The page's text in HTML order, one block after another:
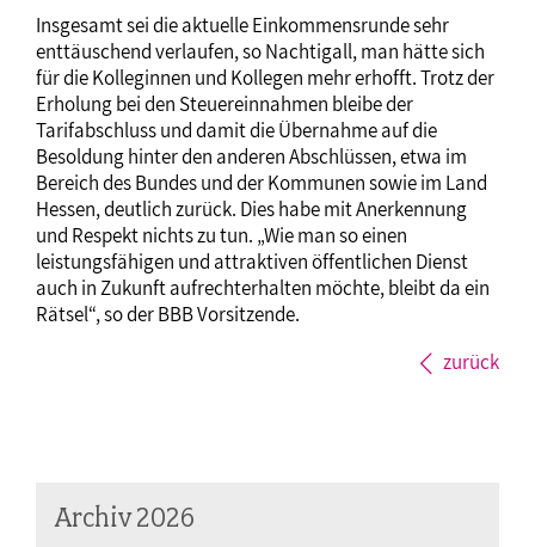
Insgesamt sei die aktuelle Einkommensrunde sehr
enttäuschend verlaufen, so Nachtigall, man hätte sich
für die Kolleginnen und Kollegen mehr erhofft. Trotz der
Erholung bei den Steuereinnahmen bleibe der
Tarifabschluss und damit die Übernahme auf die
Besoldung hinter den anderen Abschlüssen, etwa im
Bereich des Bundes und der Kommunen sowie im Land
Hessen, deutlich zurück. Dies habe mit Anerkennung
und Respekt nichts zu tun. „Wie man so einen
leistungsfähigen und attraktiven öffentlichen Dienst
auch in Zukunft aufrechterhalten möchte, bleibt da ein
Rätsel“, so der BBB Vorsitzende.
zurück
Archiv 2026